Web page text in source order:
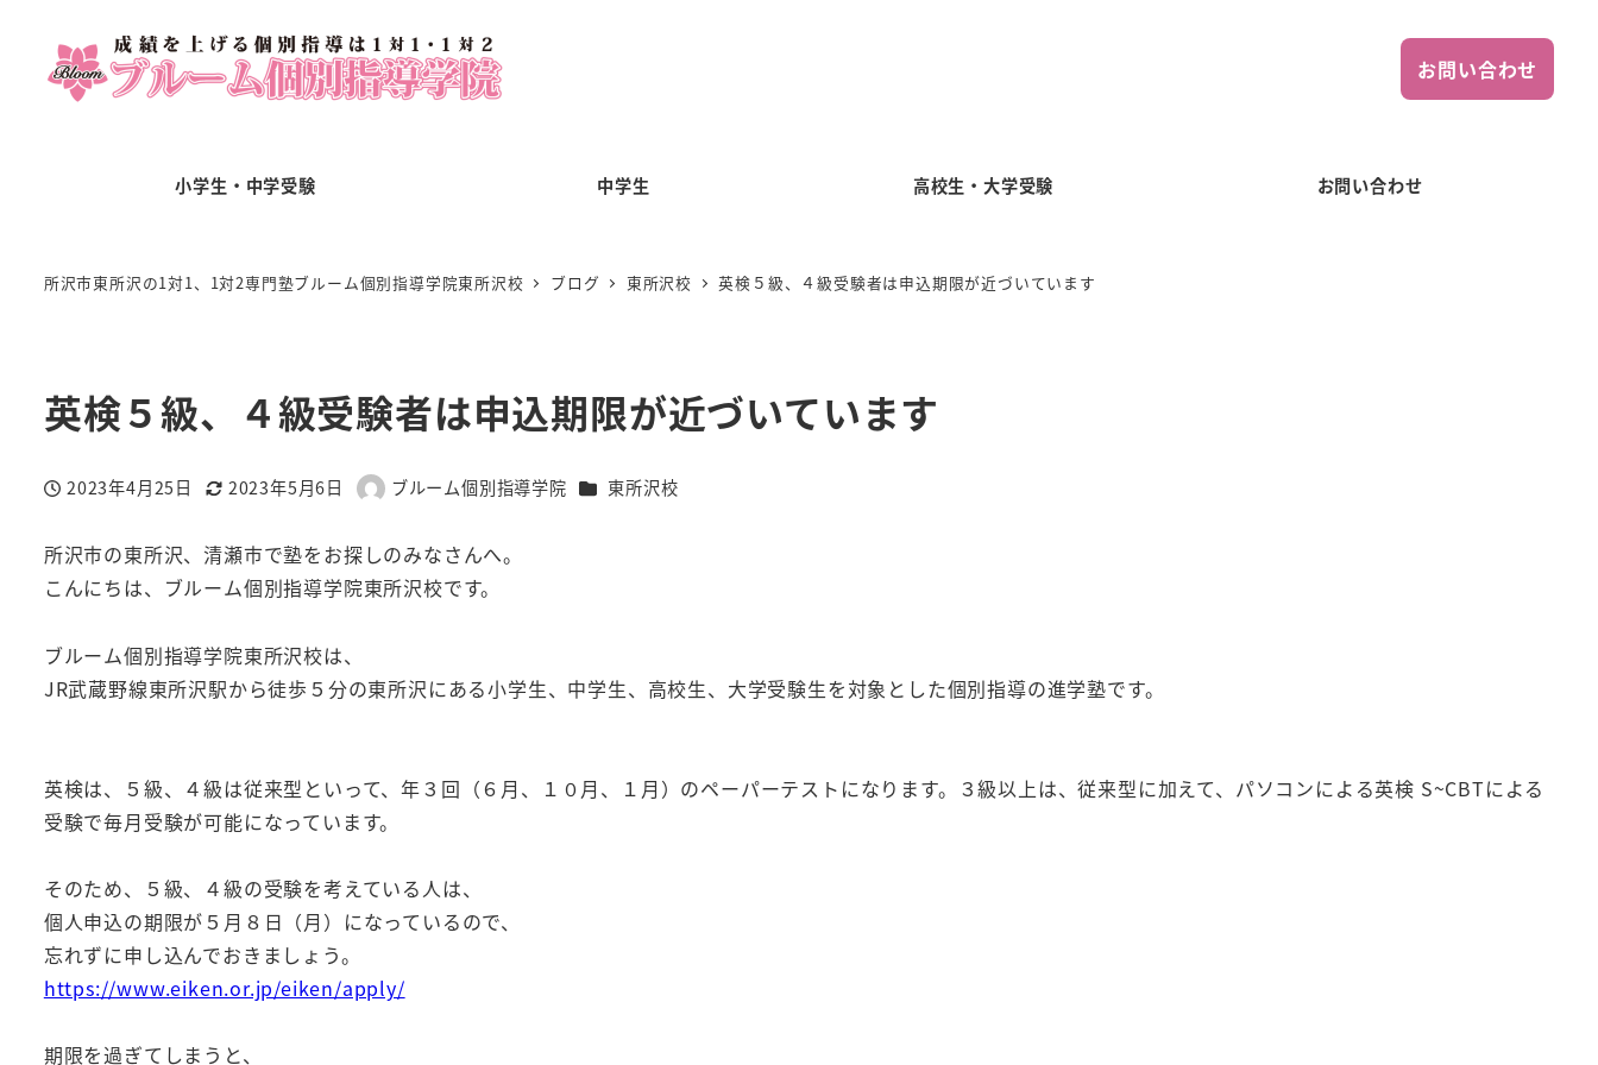
お問い合わせ
小学生・中学受験 中学生 高校生・大学受験 お問い合わせ
所沢市東所沢の1対1、1対2専門塾ブルーム個別指導学院東所沢校 ブログ 東所沢校 英検５級、４級受験者は申込期限が近づいています
英検５級、４級受験者は申込期限が近づいています
投稿日
2023年4月25日
更新日
2023年5月6日
著
ブルーム個別指導学院 カテゴリー
東所沢校
所沢市の東所沢、清瀬市で塾をお探しのみなさんへ。
こんにちは、ブルーム個別指導学院東所沢校です。
ブルーム個別指導学院東所沢校は、
JR武蔵野線東所沢駅から徒歩５分の東所沢にある小学生、中学生、高校生、大学受験生を対象とした個別指導の進学塾です。
英検は、５級、４級は従来型といって、年３回（６月、１０月、１月）のペーパーテストになります。３級以上は、従来型に加えて、パソコンによる英検 S~CBTによる
受験で毎月受験が可能になっています。
そのため、５級、４級の受験を考えている人は、
個人申込の期限が５月８日（月）になっているので、
忘れずに申し込んでおきましょう。
https://www.eiken.or.jp/eiken/apply/
期限を過ぎてしまうと、